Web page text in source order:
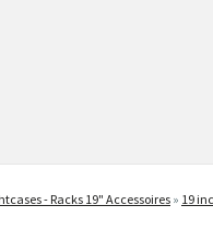
- Racks 19" Accessoires» 19